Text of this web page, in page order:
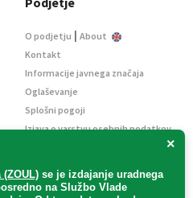
×
se je izdajanje uradnega
na Službo Vlade
O podjetju | About
Kontakt
Informacije javnega značaja
Oglaševanje
Splošni pogoji
Izjava o varstvu osebnih podatkov